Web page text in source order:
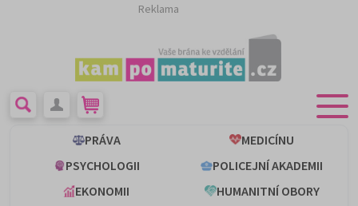
Reklama
PRÁVA
MEDICÍNU
PSYCHOLOGII
POLICEJNÍ AKADEMII
EKONOMII
HUMANITNÍ OBORY